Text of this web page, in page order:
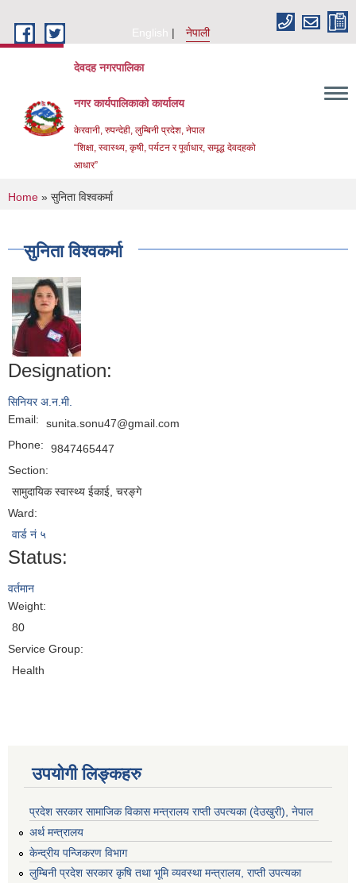
English
नेपाली
देवदह नगरपालिका
नगर कार्यपालिकाको कार्यालय
केरवानी, रुपन्देही, लुम्बिनी प्रदेश, नेपाल
“शिक्षा, स्वास्थ्य, कृषी, पर्यटन र पूर्वाधार, समृद्ध देवदहको
आधार”
You are here
Home » सुनिता विश्वकर्मा
सुनिता विश्वकर्मा
Designation:
सिनियर अ.न.मी.
Email:
sunita.sonu47@gmail.com
Phone:
9847465447
Section:
सामुदायिक स्वास्थ्य ईकाई, चरङ्गे
Ward:
वार्ड नं ५
Status:
वर्तमान
Weight:
80
Service Group:
Health
उपयोगी लिङ्कहरु
प्रदेश सरकार सामाजिक विकास मन्‍‍त्रालय राप्ती उपत्यका (देउखुरी), नेपाल
अर्थ मन्त्रालय
केन्द्रीय पन्जिकरण विभाग
लुम्बिनी प्रदेश सरकार कृषि तथा भूमि व्यवस्था मन्त्रालय, राप्ती उपत्यका